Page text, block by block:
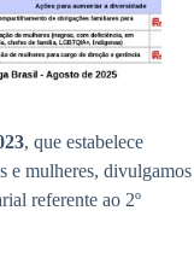
, que estabelece
e mulheres, divulgamos
referente ao 2º